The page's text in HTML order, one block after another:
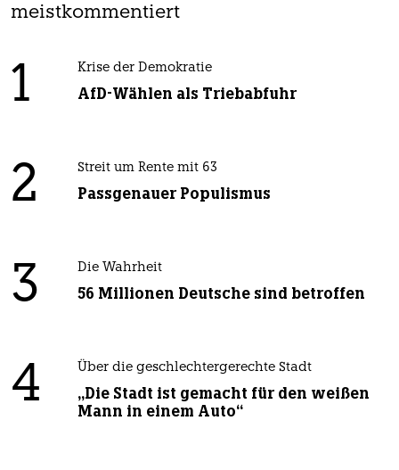
meistkommentiert
1 Krise der Demokratie
AfD-Wählen als Triebabfuhr
2 Streit um Rente mit 63
Passgenauer Populismus
3 Die Wahrheit
56 Millionen Deutsche sind betroffen
4 Über die geschlechtergerechte Stadt
„Die Stadt ist gemacht für den weißen
Mann in einem Auto“